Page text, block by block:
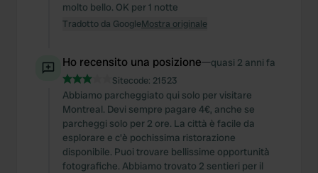
molto bello. OK per 1 notte
Tradotto da GoogleMostra originale
Ho recensito una posizione—quasi 2 anni fa
Sitecode: 21523
Abbiamo parcheggiato qui solo per visitare
Montreal. Devi sempre pagare 4€, anche se
parcheggi solo per 2 ore. La città è facile da
esplorare e c'è pochissima ristorazione
disponibile. Puoi trovare bellissime opportunità
fotografiche. Abbiamo trovato 2 sentieri per il